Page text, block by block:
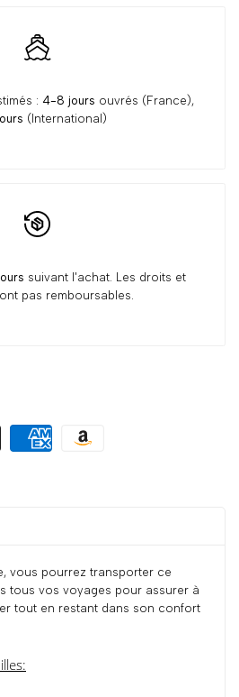
: 4-8 jours ouvrés (France),
(International)
suivant l'achat. Les droits et
pas remboursables.
vous pourrez transporter ce
tous vos voyages pour assurer à
tout en restant dans son confort